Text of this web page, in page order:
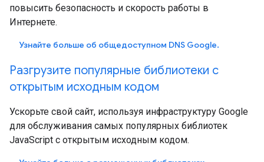
повысить безопасность и скорость работы в
Интернете.
Узнайте больше об общедоступном DNS Google.
Разгрузите популярные библиотеки с
открытым исходным кодом
Ускорьте свой сайт, используя инфраструктуру Google
для обслуживания самых популярных библиотек
JavaScript с открытым исходным кодом.